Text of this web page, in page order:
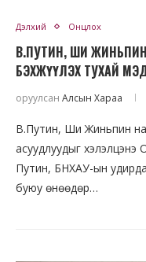
Дэлхий Онцлох
В.ПУТИН, ШИ
БЭХЖҮҮЛЭХ ТУХАЙ
оруулсан Алсын Хараа
В.Путин, Ши Жиньпин
асуудлуудыг
Путин, БНХАУ-ын
буюу өнөөдөр…